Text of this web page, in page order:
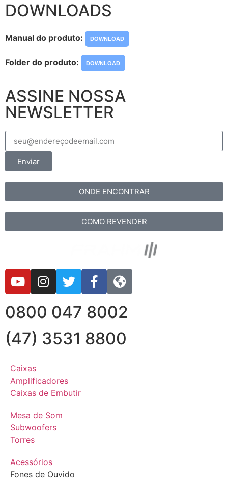
DOWNLOADS
Manual do produto: DOWNLOAD
Folder do produto: DOWNLOAD
ASSINE NOSSA
NEWSLETTER
Enviar
ONDE ENCONTRAR
COMO REVENDER
0800 047 8002
(47) 3531 8800
Caixas
Amplificadores
Caixas de Embutir
Mesa de Som
Subwoofers
Torres
Acessórios
Fones de Ouvido